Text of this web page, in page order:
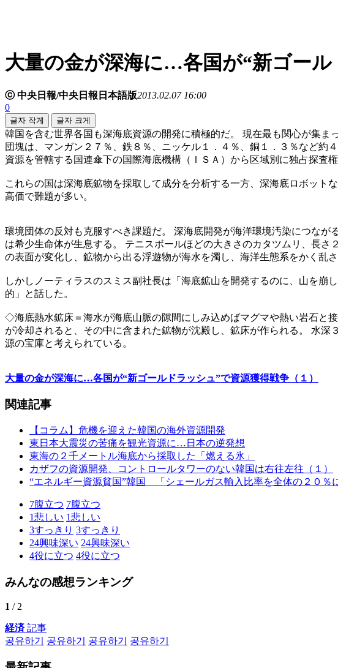
大量の金が深海に…各国が“新ゴール
ⓒ 中央日報/中央日報日本語版2013.02.07 16:00
0
글자 작게 글자 크게
韓国を含む世界各国も深海底資源の開発に積極的だ。 現在最も関心が集
団塊は、マンガン２７％、鉄８％、ニッケル１．４％、銅１．３％など
資源を管轄する国連傘下の国際海底機構（ＩＳＡ）から区域別に独占探査権
これらの国は深海底鉱物を採取して成分を分析する一方、深海底ロボット
高価で難題が多い。
環境団体の反対も克服すべき課題だ。 深海底開発が海洋環境汚染につな
は希少生命体が生息する。 テニスボールほどの大きさのカタツムリ、長
の表面が変化し、鉱物から出る浮遊物が海水を濁し、海洋生態系をかく乱さ
しかしノーティラスのスミス副社長は「海底鉱山を開発するのに、山を
的」と話した。
◇海底熱水鉱床＝海水が海底山脈の隙間にしみ込めばマグマや熱い岩石と
が冷却されると、その中に含まれた鉱物が沈殿し、鉱床が作られる。 水
源の宝庫と考えられている。
大量の金が深海に…各国が“新ゴールドラッシュ”で資源獲得戦争（１）
関連記事
【コラム】危機を迎えた韓国の海外資源開発
東日本大震災の苦痛を観光資源に…日本の逆発想
東海の２千メートル海底から採取した「燃える氷」
カザフの資源開発、コントロールタワーのない韓国は右往左往（１）
“エネルギー資源貧国”韓国 「シェールガス輸入比率を全体の２０％
7腹立つ 7腹立つ
1悲しい 1悲しい
3すっきり 3すっきり
24興味深い 24興味深い
4役に立つ 4役に立つ
みんなの感想ランキング
1 / 2
経済記事
공유하기
공유하기 공유하기 공유하기